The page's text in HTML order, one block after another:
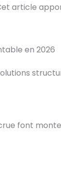
article
en 2026
font